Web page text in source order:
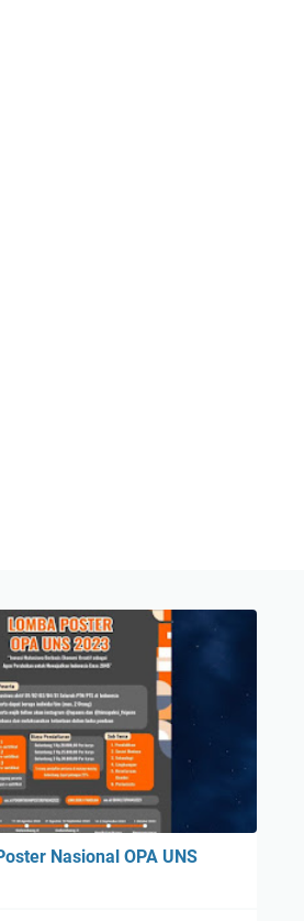
Nasional OPA UNS